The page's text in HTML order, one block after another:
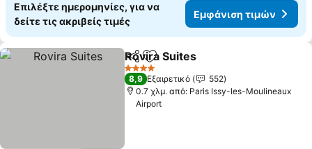
Επιλέξτε ημερομηνίες, για να
δείτε τις ακριβείς τιμές
Εμφάνιση τιμών
Κοινοποίηση
Προσθήκη στα αγαπημένα
Rovira Suites
4 Αστέρια
8,9 Εξαιρετικό
552
0.7 χλμ. από: Paris Issy-les-Moulineaux
Airport